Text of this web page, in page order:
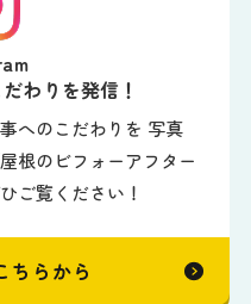
わりを発信！
へのこだわりを 写真
根のビフォーアフター
ご覧ください！
ちらから